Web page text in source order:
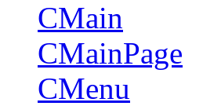
CMain
CMainPage
CMenu